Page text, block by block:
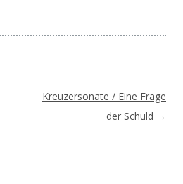
Kreuzersonate / Eine Frage
der Schuld →